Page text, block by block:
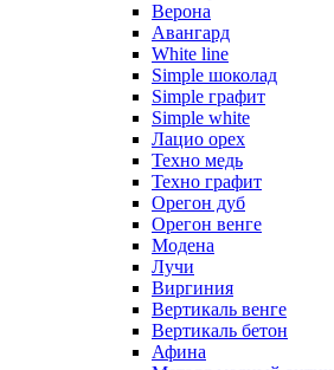
Верона
Авангард
White line
Simple шоколад
Simple графит
Simple white
Лацио орех
Техно медь
Техно графит
Орегон дуб
Орегон венге
Модена
Лучи
Виргиния
Вертикаль венге
Вертикаль бетон
Афина